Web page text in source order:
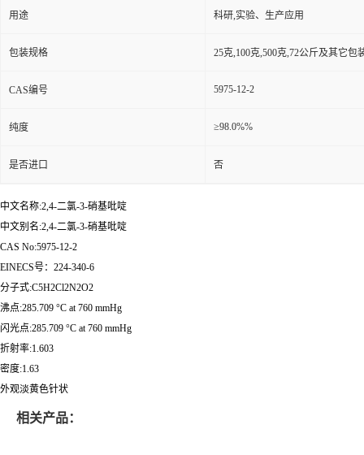
用途 科研,实验、生产应用
包装规格 25克,100克,500克,72公斤及其它包
CAS编号 5975-12-2
纯度 ≥98.0%%
是否进口 否
中文名称:2,4-二氯-3-硝基吡啶
中文别名:2,4-二氯-3-硝基吡啶
CAS No:5975-12-2
EINECS号：224-340-6
分子式:C5H2Cl2N2O2
沸点:285.709 °C at 760 mmHg
闪光点:285.709 °C at 760 mmHg
折射率:1.603
密度:1.63
外观淡黄色针状
相关产品：